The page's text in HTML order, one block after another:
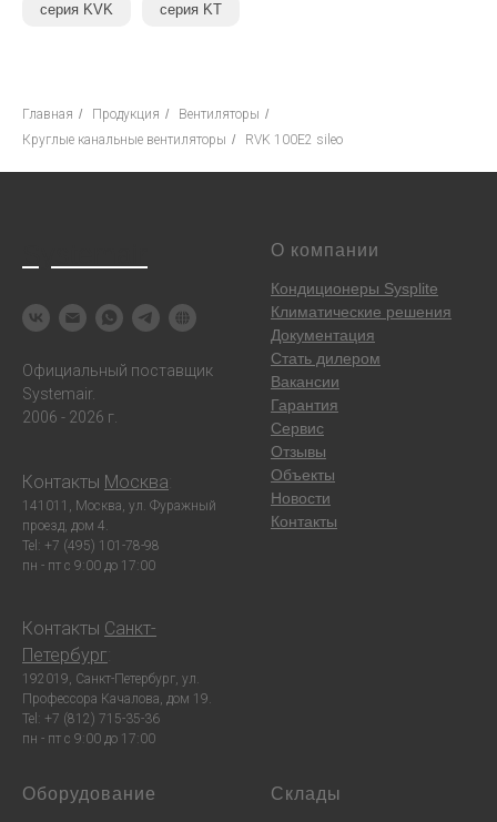
серия KVK серия KT
Главная / Продукция / Вентиляторы /
Круглые канальные вентиляторы / RVK 100E2 sileo
Официальный поставщик
Systemair.
2006 - 2026 г.
Контакты Москва
141011, Москва, ул. Фуражный
проезд, дом 4.
Tel: +7 (495) 101-78-98
пн - пт с 9:00 до 17:00
Контакты Санкт-
Петербург
192019, Санкт-Петербург, ул.
Профессора Качалова, дом 19.
Tel: +7 (812) 715-35-36
пн - пт с 9:00 до 17:00
О компании
Кондиционеры Sysplite
Климатические решения
Документация
Стать дилером
Вакансии
Гарантия
Сервис
Отзывы
Объекты
Новости
Контакты
Оборудование Склады